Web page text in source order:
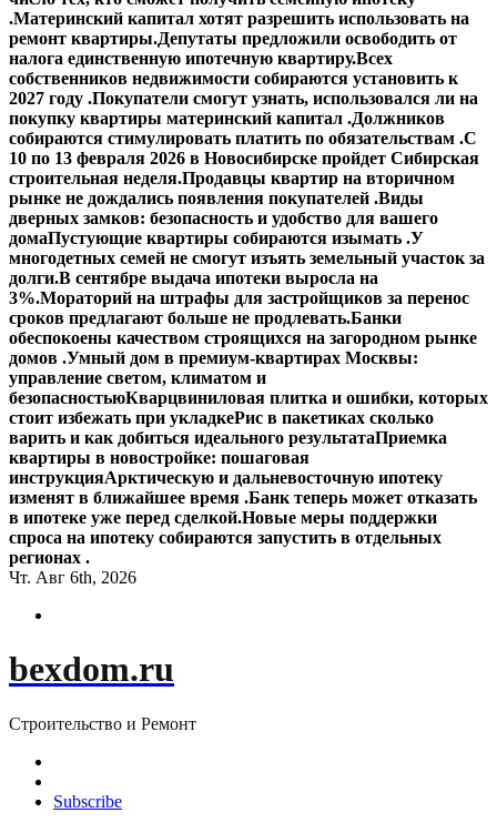
.Материнский капитал хотят разрешить использовать на
ремонт квартиры.Депутаты предложили освободить от
налога единственную ипотечную квартиру.Всех
собственников недвижимости собираются установить к
2027 году .Покупатели смогут узнать, использовался ли на
покупку квартиры материнский капитал .Должников
собираются стимулировать платить по обязательствам .С
10 по 13 февраля 2026 в Новосибирске пройдет Сибирская
строительная неделя.Продавцы квартир на вторичном
рынке не дождались появления покупателей .Виды
дверных замков: безопасность и удобство для вашего
домаПустующие квартиры собираются изымать .У
многодетных семей не смогут изъять земельный участок за
долги.В сентябре выдача ипотеки выросла на
3%.Мораторий на штрафы для застройщиков за перенос
сроков предлагают больше не продлевать.Банки
обеспокоены качеством строящихся на загородном рынке
домов .Умный дом в премиум-квартирах Москвы:
управление светом, климатом и
безопасностьюКварцвиниловая плитка и ошибки, которых
стоит избежать при укладкеРис в пакетиках сколько
варить и как добиться идеального результатаПриемка
квартиры в новостройке: пошаговая
инструкцияАрктическую и дальневосточную ипотеку
изменят в ближайшее время .Банк теперь может отказать
в ипотеке уже перед сделкой.Новые меры поддержки
спроса на ипотеку собираются запустить в отдельных
регионах .
Чт. Авг 6th, 2026
bexdom.ru
Строительство и Ремонт
Subscribe